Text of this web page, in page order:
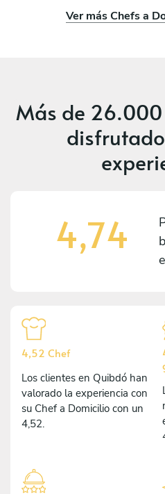
Ver más Chefs a
Más de 26.000
4,74
4,52 Chef
Los clientes en Quibdó han
valorado la experiencia con
su Chef a Domicilio con un
4,52.